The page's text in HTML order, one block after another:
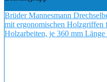
Brüder Mannesmann
mit ergonomischen Holzgriffen
Holzarbeiten, je 360 mm